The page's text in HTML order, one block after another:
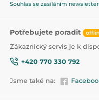
Souhlas se zasíláním
Potřebujete poradit
Zákaznický servis je k
+420 770 330 792
Jsme také na: